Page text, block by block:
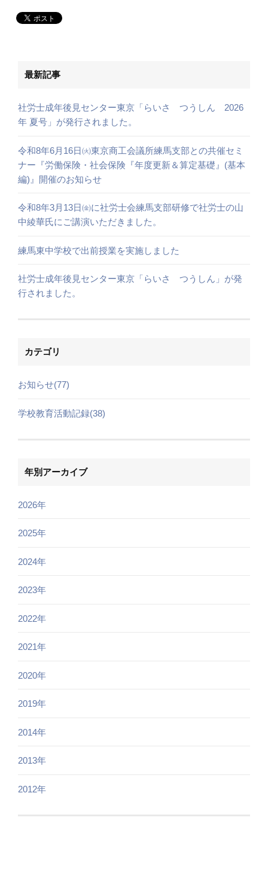
最新記事
社労士成年後見センター東京「らいさ つうしん 2026
年 夏号」が発行されました。
令和8年6月16日㈫東京商工会議所練馬支部との共催セミ
ナー『労働保険・社会保険『年度更新＆算定基礎』(基本
編)』開催のお知らせ
令和8年3月13日㈮に社労士会練馬支部研修で社労士の山
中綾華氏にご講演いただきました。
練馬東中学校で出前授業を実施しました
社労士成年後見センター東京「らいさ つうしん」が発
行されました。
カテゴリ
お知らせ(77)
学校教育活動記録(38)
年別アーカイブ
2026年
2025年
2024年
2023年
2022年
2021年
2020年
2019年
2014年
2013年
2012年